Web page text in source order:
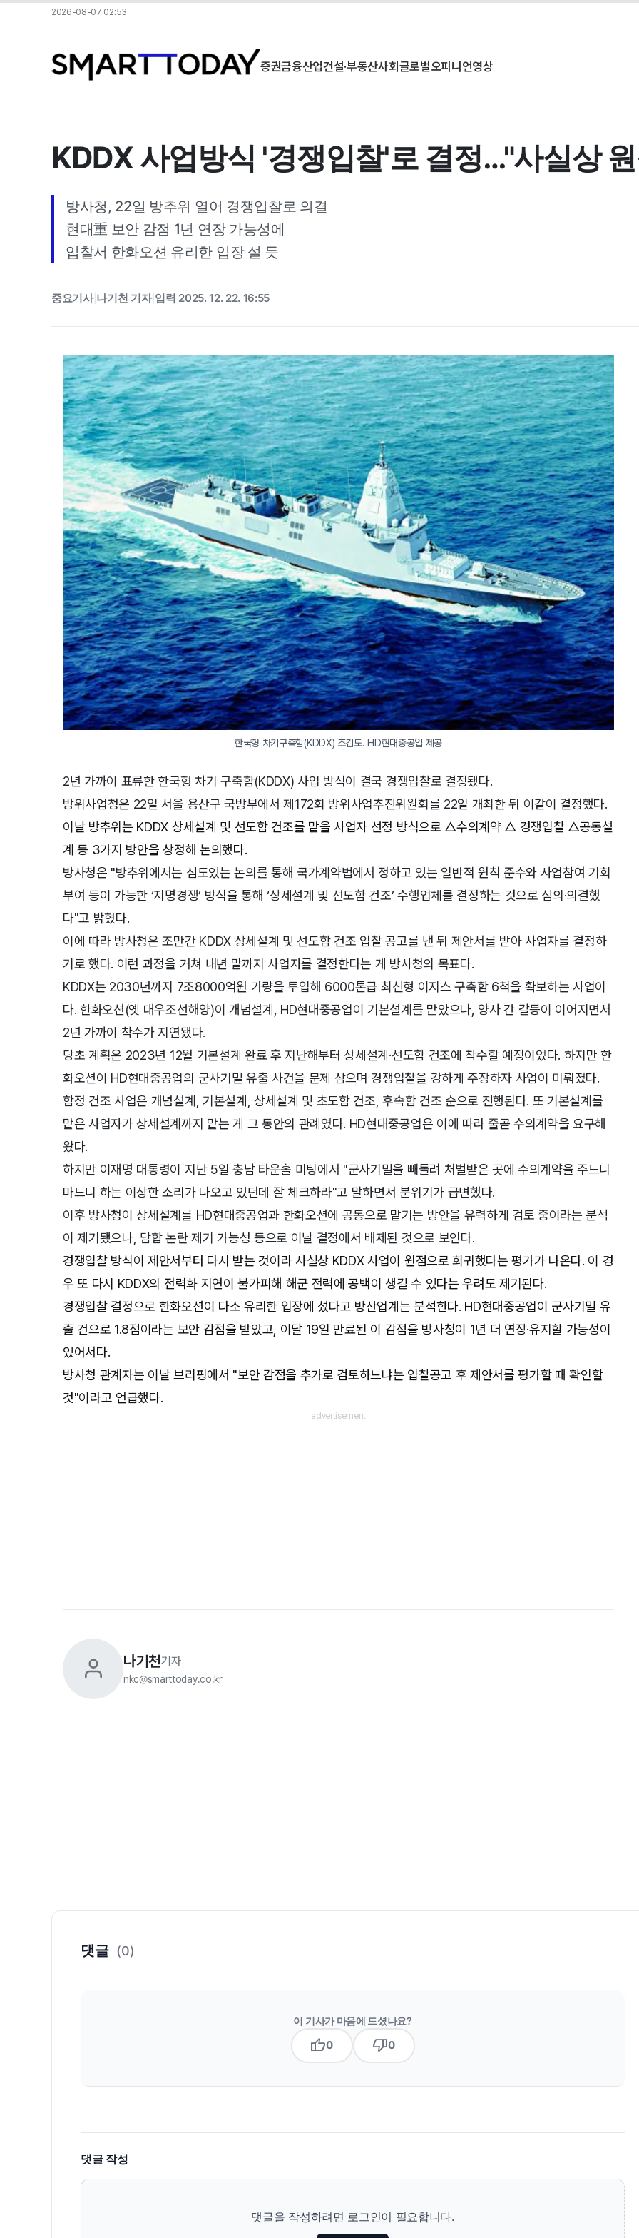
2026-08-07 02:53
증권금융산업건설·부동산사회글로벌오피니언영상
KDDX 사업방식 '경쟁입찰'로 결정…"사실상
방사청, 22일 방추위 열어 경쟁입찰로 의결
현대重 보안 감점 1년 연장 가능성에
중요기사| 나기천 기자| 입력 2025. 12. 22. 16:55
한국형 차기구축함(KDDX) 조감도. HD현대중공업 제공
2년 가까이 표류한 한국형 차기 구축함(KDDX) 사업 방식이 결국 경쟁입찰로 결정됐다.
방위사업청은 22일 서울 용산구 국방부에서 제172회 방위사업추진위원회를 22일 개최한 뒤 이같이 결정했다.
이날 방추위는 KDDX 상세설계 및 선도함 건조를 맡을 사업자 선정 방식으로 △수의계약 △ 경쟁입찰 △공동설
계 등 3가지 방안을 상정해 논의했다.
방사청은 "방추위에서는 심도있는 논의를 통해 국가계약법에서 정하고 있는 일반적 원칙 준수와 사업참여 기회
부여 등이 가능한 ‘지명경쟁’ 방식을 통해 ‘상세설계 및 선도함 건조’ 수행업체를 결정하는 것으로 심의·의결했
다"고 밝혔다.
이에 따라 방사청은 조만간 KDDX 상세설계 및 선도함 건조 입찰 공고를 낸 뒤 제안서를 받아 사업자를 결정하
기로 했다. 이런 과정을 거쳐 내년 말까지 사업자를 결정한다는 게 방사청의 목표다.
KDDX는 2030년까지 7조8000억원 가량을 투입해 6000톤급 최신형 이지스 구축함 6척을 확보하는 사업이
다. 한화오션(옛 대우조선해양)이 개념설계, HD현대중공업이 기본설계를 맡았으나, 양사 간 갈등이 이어지면서
2년 가까이 착수가 지연됐다.
당초 계획은 2023년 12월 기본설계 완료 후 지난해부터 상세설계·선도함 건조에 착수할 예정이었다. 하지만 한
화오션이 HD현대중공업의 군사기밀 유출 사건을 문제 삼으며 경쟁입찰을 강하게 주장하자 사업이 미뤄졌다.
함정 건조 사업은 개념설계, 기본설계, 상세설계 및 초도함 건조, 후속함 건조 순으로 진행된다. 또 기본설계를
맡은 사업자가 상세설계까지 맡는 게 그 동안의 관례였다. HD현대중공업은 이에 따라 줄곧 수의계약을 요구해
왔다.
하지만 이재명 대통령이 지난 5일 충남 타운홀 미팅에서 "군사기밀을 빼돌려 처벌받은 곳에 수의계약을 주느니
마느니 하는 이상한 소리가 나오고 있던데 잘 체크하라"고 말하면서 분위기가 급변했다.
이후 방사청이 상세설계를 HD현대중공업과 한화오션에 공동으로 맡기는 방안을 유력하게 검토 중이라는 분석
이 제기됐으나, 담합 논란 제기 가능성 등으로 이날 결정에서 배제된 것으로 보인다.
경쟁입찰 방식이 제안서부터 다시 받는 것이라 사실상 KDDX 사업이 원점으로 회귀했다는 평가가 나온다. 이 경
우 또 다시 KDDX의 전력화 지연이 불가피해 해군 전력에 공백이 생길 수 있다는 우려도 제기된다.
경쟁입찰 결정으로 한화오션이 다소 유리한 입장에 섰다고 방산업계는 분석한다. HD현대중공업이 군사기밀 유
출 건으로 1.8점이라는 보안 감점을 받았고, 이달 19일 만료된 이 감점을 방사청이 1년 더 연장·유지할 가능성이
있어서다.
방사청 관계자는 이날 브리핑에서 "보안 감점을 추가로 검토하느냐는 입찰공고 후 제안서를 평가할 때 확인할
것"이라고 언급했다.
나기천기자
nkc@smarttoday.co.kr
댓글 (0)
이 기사가 마음에 드셨나요?
thumb_up0 thumb_down0
댓글 작성
댓글을 작성하려면 로그인이 필요합니다.